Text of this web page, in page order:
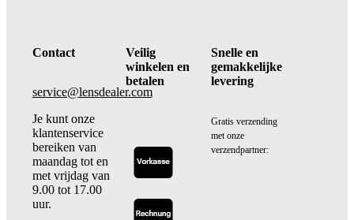
Contact
service@lensdealer.com
Je kunt onze
klantenservice
bereiken van
maandag tot en
met vrijdag van
9.00 tot 17.00
uur.
Veilig
winkelen en
betalen
Snelle en
gemakkelijke
levering
Gratis verzending
met onze
verzendpartner: